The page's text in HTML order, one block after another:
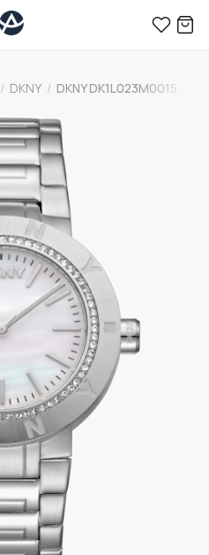
/ DKNY / DKNY DK1L023M0015